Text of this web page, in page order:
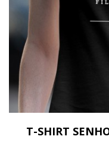
T-SHIRT